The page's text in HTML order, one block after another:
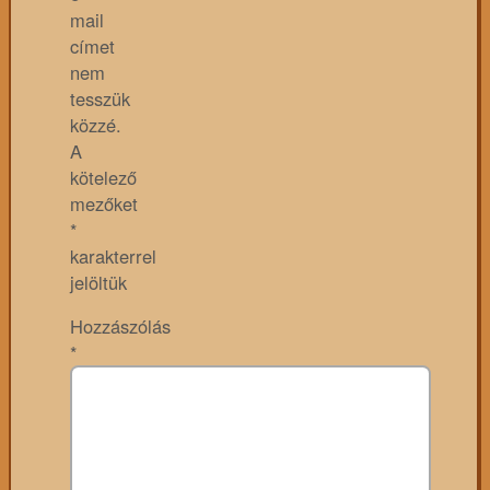
mail
címet
nem
tesszük
közzé.
A
kötelező
mezőket
*
karakterrel
jelöltük
Hozzászólás
*